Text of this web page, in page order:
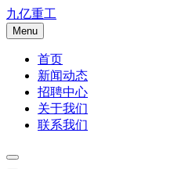
Skip
to
content
九亿重工
Menu
首页
新闻动态
招聘中心
关于我们
联系我们